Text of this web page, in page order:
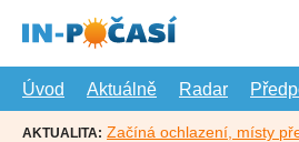
hlavní
Úvod
Aktuálně Radar
AKTUALITA: Začíná ochlazení, místy